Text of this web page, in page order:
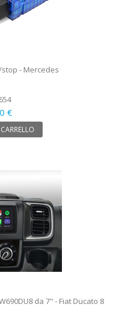
- Mercedes
€
da 7" - Fiat Ducato 8